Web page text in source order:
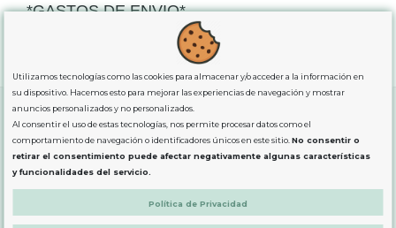
*GASTOS DE ENVIO*
para comprassuperiores a 80€
exclusiva para la peninsula.
SOBRE NOSOTROS
Utilizamos tecnologías como las cookies para almacenar y/o acceder a la información en
su dispositivo. Hacemos esto para mejorar las experiencias de navegación y mostrar
anuncios personalizados y no personalizados.
Al consentir el uso de estas tecnologías, nos permite procesar datos como el
comportamiento de navegación o identificadores únicos en este sitio.No consentir o
retirar el consentimiento puede afectar negativamente algunas características
y funcionalidades del servicio.
Política de Privacidad